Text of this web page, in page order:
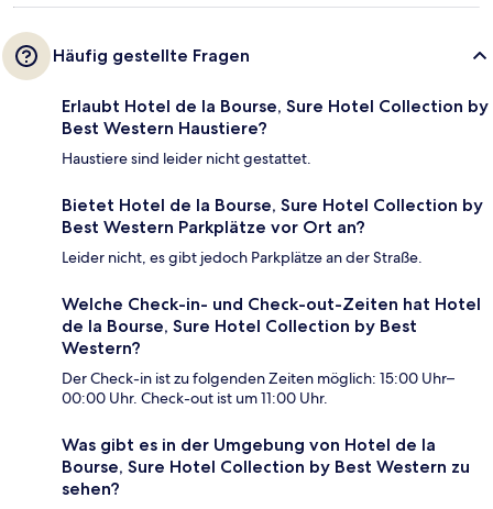
Häufig gestellte Fragen
Erlaubt Hotel de la Bourse, Sure Hotel Collection by
Best Western Haustiere?
Haustiere sind leider nicht gestattet.
Bietet Hotel de la Bourse, Sure Hotel Collection by
Best Western Parkplätze vor Ort an?
Leider nicht, es gibt jedoch Parkplätze an der Straße.
Welche Check-in- und Check-out-Zeiten hat Hotel
de la Bourse, Sure Hotel Collection by Best
Western?
Der Check-in ist zu folgenden Zeiten möglich: 15:00 Uhr–
00:00 Uhr. Check-out ist um 11:00 Uhr.
Was gibt es in der Umgebung von Hotel de la
Bourse, Sure Hotel Collection by Best Western zu
sehen?